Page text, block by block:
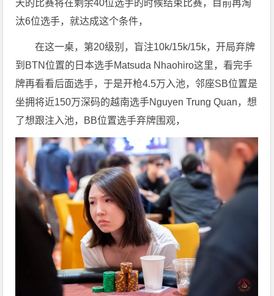
天的比赛将在剩余40位选手的时候结束比赛，目前再淘
汰6位选手，就达成这个条件，
在这一桌，第20级别，盲注10k/15k/15k，开局弃牌
到BTN位置的日本选手Matsuda Nhaohiro这里，看完手
牌再看看后面选手，于是开枪4.5万入池，邻座SB位置是
坐拥将近150万深码的越南选手Nguyen Trung Quan，想
了想跟注入池，BB位置选手弃牌围观，